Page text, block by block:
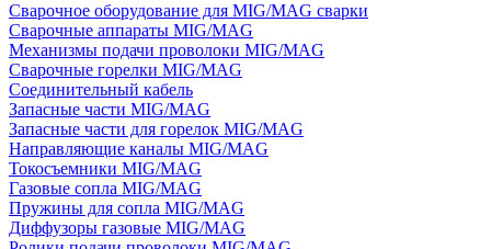
Сварочное оборудование для MIG/MAG сварки
Сварочные аппараты MIG/MAG
Механизмы подачи проволоки MIG/MAG
Сварочные горелки MIG/MAG
Соединительный кабель
Запасные части MIG/MAG
Запасные части для горелок MIG/MAG
Направляющие каналы MIG/MAG
Токосъемники MIG/MAG
Газовые сопла MIG/MAG
Пружины для сопла MIG/MAG
Диффузоры газовые MIG/MAG